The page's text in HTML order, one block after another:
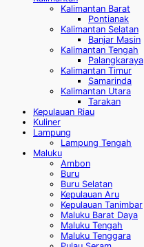
Kalimantan Barat
Pontianak
Kalimantan Selatan
Banjar Masin
Kalimantan Tengah
Palangkaraya
Kalimantan Timur
Samarinda
Kalimantan Utara
Tarakan
Kepulauan Riau
Kuliner
Lampung
Lampung Tengah
Maluku
Ambon
Buru
Buru Selatan
Kepulauan Aru
Kepulauan Tanimbar
Maluku Barat Daya
Maluku Tengah
Maluku Tenggara